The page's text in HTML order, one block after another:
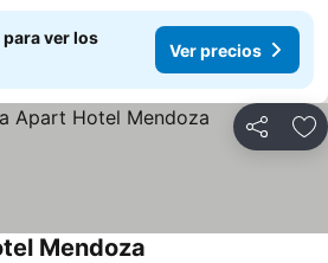
ver los
Ver precios
Compartir
Mendoza